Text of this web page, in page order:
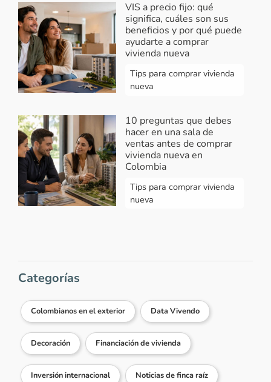
VIS a precio fijo: qué
significa, cuáles son sus
beneficios y por qué puede
ayudarte a comprar
vivienda nueva
Tips para comprar vivienda
nueva
10 preguntas que debes
hacer en una sala de
ventas antes de comprar
vivienda nueva en
Colombia
Tips para comprar vivienda
nueva
Categorías
Colombianos en el exterior Data Vivendo
Decoración Financiación de vivienda
Inversión internacional Noticias de finca raíz